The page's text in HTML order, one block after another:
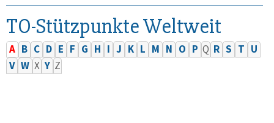
TO-Stützpunkte Weltweit
A B C D E F G H I J K L M N O P Q R S T U
V W X Y Z